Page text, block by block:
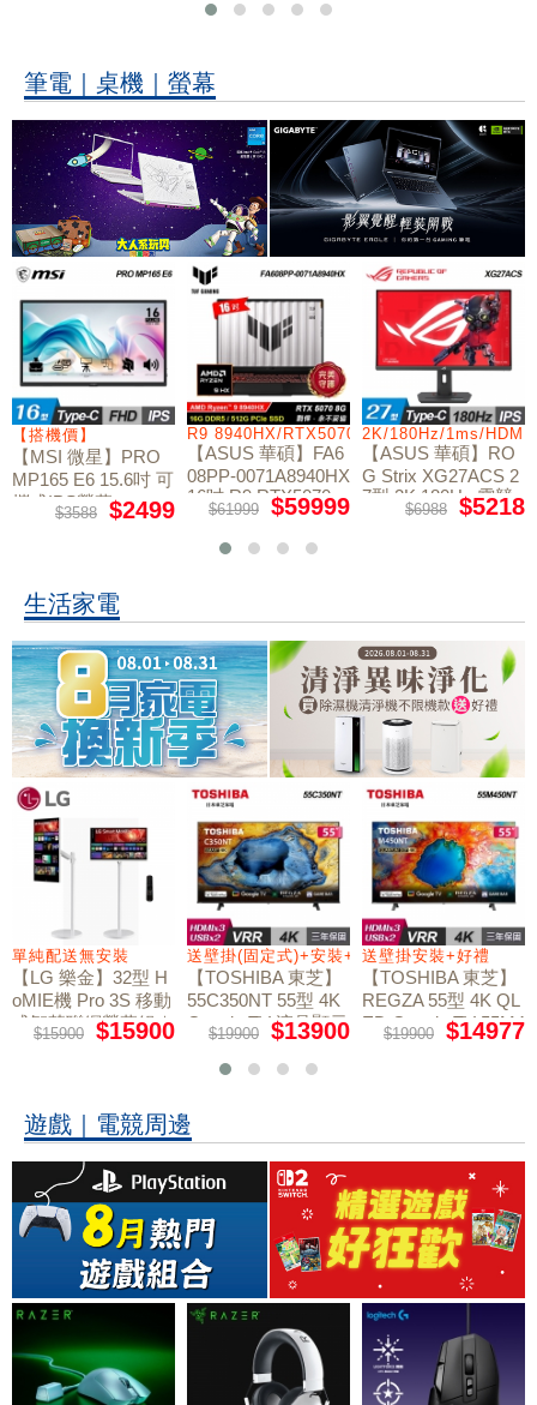
筆電｜桌機｜螢幕
W11
【搭機價】
【MSI 微星】PRO
MP165 E6 15.6吋 可
攜式IPS螢幕
$3588 $2499
R9 8940HX/RTX5070/512GB/16G
【ASUS 華碩】FA6
08PP-0071A8940HX
16吋 R9 RTX5070
電競筆電
$61999 $59999
2K/180Hz/1ms/
【ASUS 華碩】RO
G Strix XG27ACS 2
7型 2K 180Hz 電競
$6988 $5218
生活家電
禮
單純配送無安裝
【LG 樂金】32型 H
oMIE機 Pro 3S 移動
式智慧聯網螢幕組｜
單純配送
$15900 $15900
送壁掛(固定式)+安裝+好禮贈
【TOSHIBA 東芝】
55C350NT 55型 4K
Google TV 液晶顯示
器｜含壁掛(固定式)
+安裝
$19900 $13900
送壁掛安裝+好禮
【TOSHIBA 東芝】
REGZA 55型 4K QL
ED Google TV 55M4
50NT液晶顯示器｜
$19900 $14977
遊戲｜電競周邊